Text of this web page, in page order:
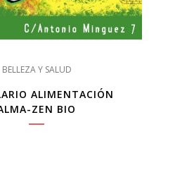
BELLEZA Y SALUD
ALIMENTACIÓN
ZEN BIO